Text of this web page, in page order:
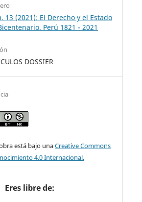
13 (2021): El Derecho y el Estado
Perú 1821 - 2021
DOSSIER
está bajo unaCreative Commons
4.0 Internacional.
Eres libre de: